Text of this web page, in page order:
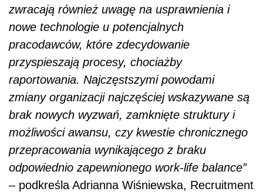
zwracają również uwagę na usprawnienia i
nowe technologie u potencjalnych
pracodawców, które zdecydowanie
przyspieszają procesy, chociażby
raportowania. Najczęstszymi powodami
zmiany organizacji najczęściej wskazywane są
brak nowych wyzwań, zamknięte struktury i
możliwości awansu, czy kwestie chronicznego
przepracowania wynikającego z braku
odpowiednio zapewnionego work-life balance”
– podkreśla Adrianna Wiśniewska, Recruitment